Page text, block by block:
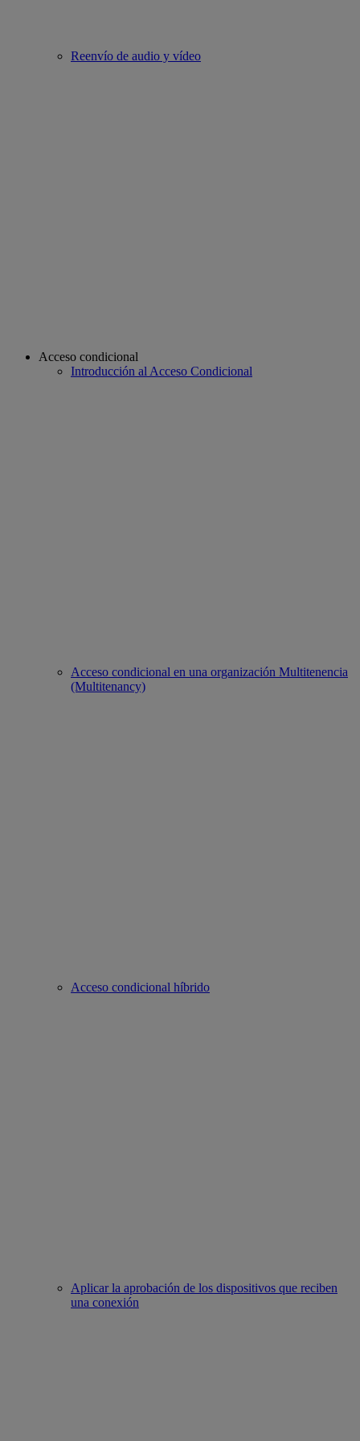
Reenvío de audio y vídeo
Acceso condicional
Introducción al Acceso Condicional
Acceso condicional en una organización Multitenencia
(Multitenancy)
Acceso condicional híbrido
Aplicar la aprobación de los dispositivos que reciben
una conexión